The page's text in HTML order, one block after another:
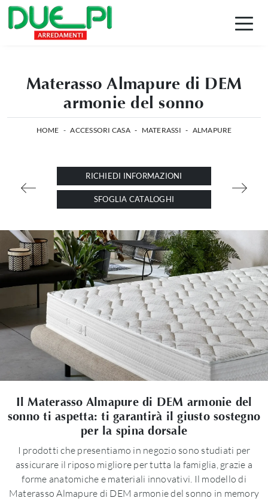
Materasso Almapure di DEM
armonie del sonno
HOME - ACCESSORI CASA - MATERASSI - ALMAPURE
RICHIEDI INFORMAZIONI
SFOGLIA CATALOGHI
Il Materasso Almapure di DEM armonie del
sonno ti aspetta: ti garantirà il giusto sostegno
per la spina dorsale
I prodotti che presentiamo in negozio sono studiati per
assicurare il riposo migliore per tutta la famiglia, grazie a
forme anatomiche e materiali innovativi. Il modello di
Materasso Almapure di DEM armonie del sonno in memory